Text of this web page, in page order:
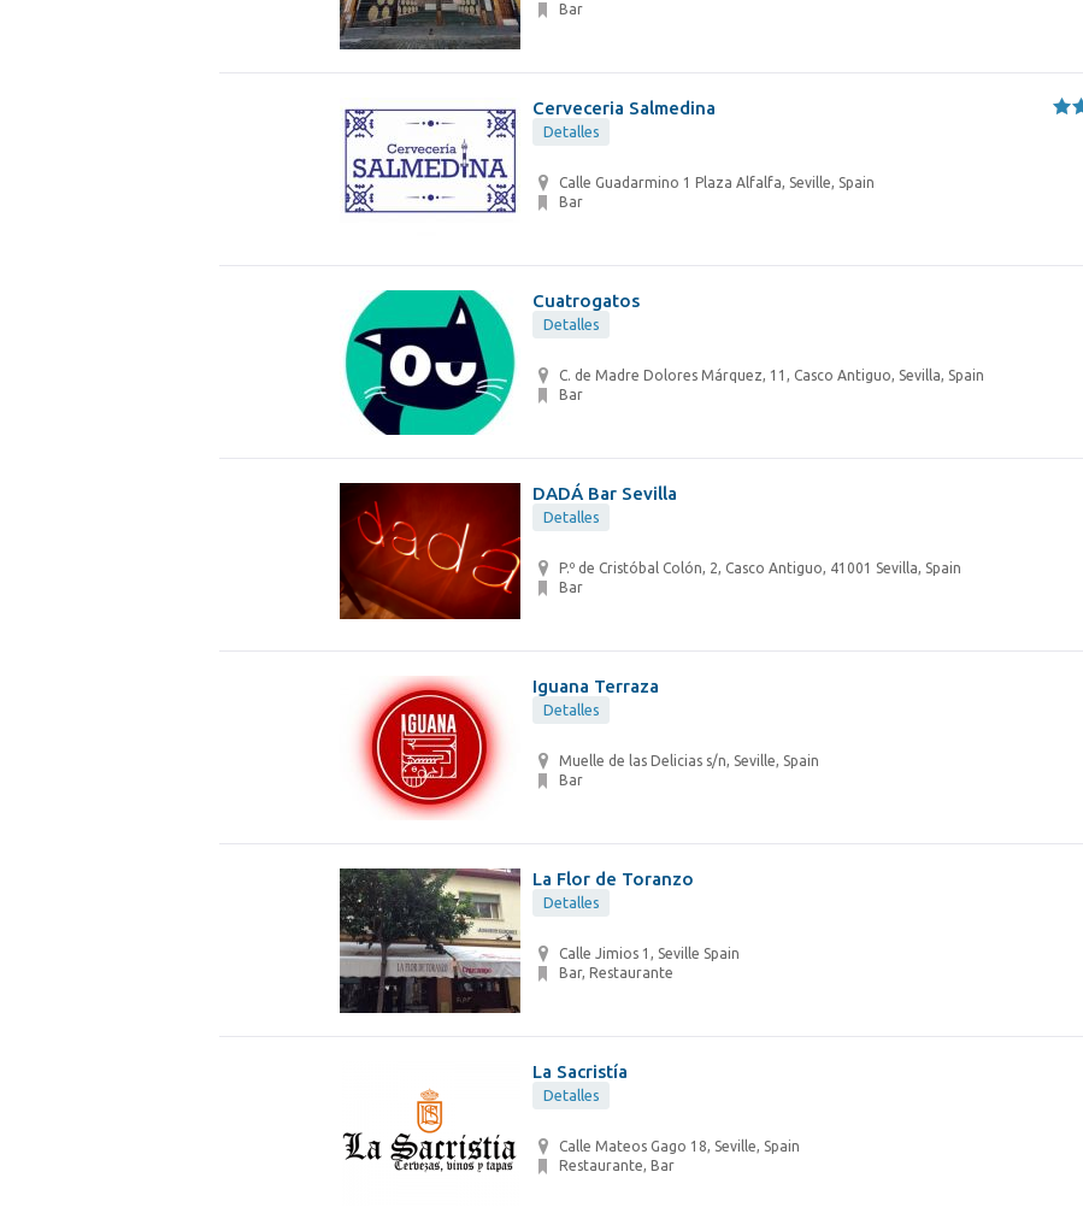
Bar
Cerveceria Salmedina
Detalles
Calle Guadarmino 1 Plaza Alfalfa, Seville, Spain
Bar
Cuatrogatos
Detalles
C. de Madre Dolores Márquez, 11, Casco Antiguo, Sevilla, Spain
Bar
DADÁ Bar Sevilla
Detalles
P.º de Cristóbal Colón, 2, Casco Antiguo, 41001 Sevilla, Spain
Bar
Iguana Terraza
Detalles
Muelle de las Delicias s/n, Seville, Spain
Bar
La Flor de Toranzo
Detalles
Calle Jimios 1, Seville Spain
Bar, Restaurante
La Sacristía
Detalles
Calle Mateos Gago 18, Seville, Spain
Restaurante, Bar